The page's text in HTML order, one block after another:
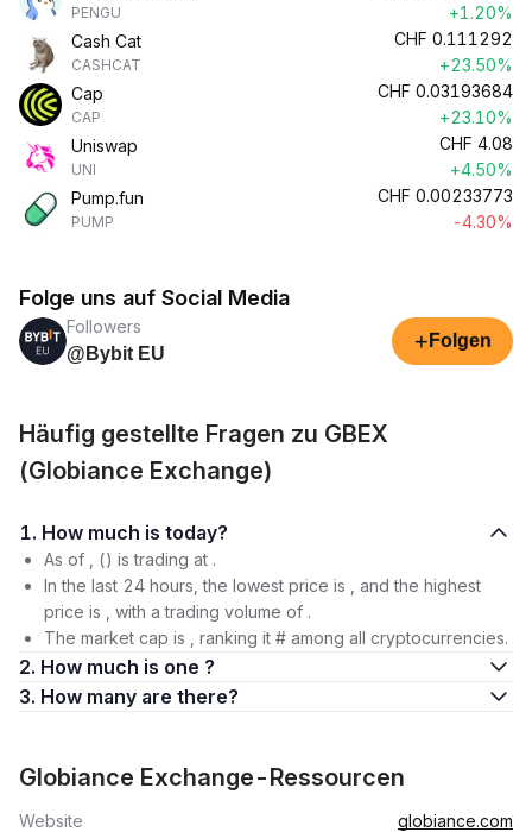
PENGU
+1.20%
Cash Cat
CASHCAT
CHF 0.111292
+23.50%
Cap
CAP
CHF 0.03193684
+23.10%
Uniswap
UNI
CHF 4.08
+4.50%
Pump.fun
PUMP
CHF 0.00233773
-4.30%
Folge uns auf Social Media
Followers
@Bybit EU
+ Folgen
Häufig gestellte Fragen zu GBEX
(Globiance Exchange)
1. How much is today?
As of , () is trading at .
In the last 24 hours, the lowest price is , and the highest
price is , with a trading volume of .
The market cap is , ranking it # among all cryptocurrencies.
2. How much is one ?
3. How many are there?
Globiance Exchange-Ressourcen
Website
globiance.com